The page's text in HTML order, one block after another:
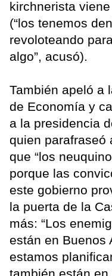
kirchnerista
(“los tenemos
revoloteando
algo”, acusó).
También apeló a
de Economía y
a la presidencia
quien parafraseó
que “los
porque las
este gobierno
la puerta de la
más: “Los
están en Buenos
estamos